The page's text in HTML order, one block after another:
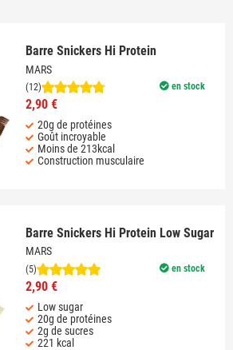
Barre Snickers Hi Protein
MARS
en stock
(12)
2,90 €
20g de protéines
Goût incroyable
Moins de 213kcal
Construction musculaire
Barre Snickers Hi Protein Low Sugar
MARS
en stock
(5)
2,90 €
Low sugar
20g de protéines
2g de sucres
221 kcal